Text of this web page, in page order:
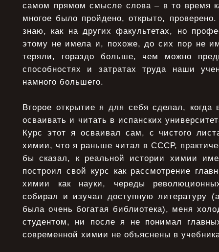
самом прямом смысле слова – в то время
многое было пройдено, открыто,
знаю, как на других факультетах, но
этому не имела и, похоже, до сих пор не
теряли, гораздо больше, чем можно
способностях и затратах труда наши
намного большего.
Второе открытие я для себя сделал,
осваивать и читать в испанских
Курс этот я осваивал сам, с чистого
химии, что я раньше читал в СССР,
бы сказал, к реальной истории химии
построил свой курс как рассмотрение
химии как науки, череды
собирал и изучал доступную литературу
была очень богатая библиотека), меня
студентом, ни после я не понимал
современной химии не объяснены в